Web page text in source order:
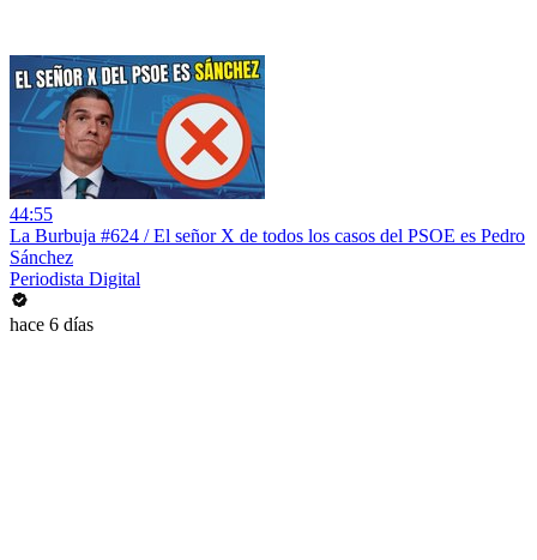
44:55
La Burbuja #624 / El señor X de todos los casos del PSOE es Pedro
Sánchez
Periodista Digital
hace 6 días